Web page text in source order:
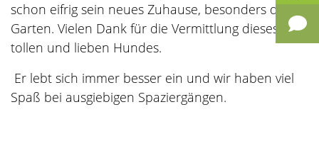
schon eifrig sein neues Zuhause, besonders den
Garten. Vielen Dank für die Vermittlung dieses
tollen und lieben Hundes.
Er lebt sich immer besser ein und wir haben viel
Spaß bei ausgiebigen Spaziergängen.